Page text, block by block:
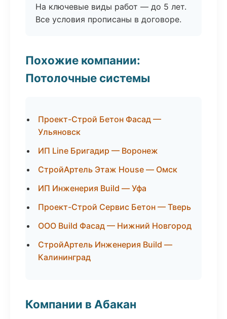
На ключевые виды работ — до 5 лет.
Все условия прописаны в договоре.
Похожие компании:
Потолочные системы
Проект-Строй Бетон Фасад —
Ульяновск
ИП Line Бригадир — Воронеж
СтройАртель Этаж House — Омск
ИП Инженерия Build — Уфа
Проект-Строй Сервис Бетон — Тверь
ООО Build Фасад — Нижний Новгород
СтройАртель Инженерия Build —
Калининград
Компании в Абакан